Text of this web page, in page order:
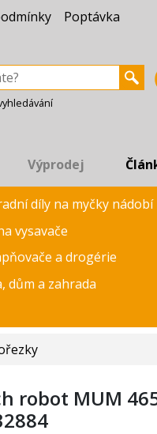
Poptávka
Výprodej
díly na myčky nádobí
vysavače
a drogérie
dům a zahrada
robot MUM